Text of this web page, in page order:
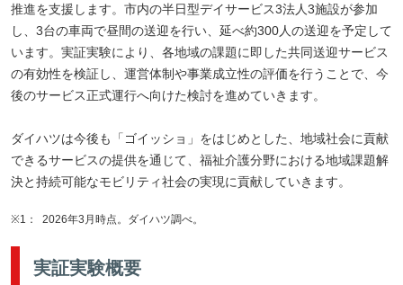
推進を支援します。市内の半日型デイサービス3法人3施設が参加
し、3台の車両で昼間の送迎を行い、延べ約300人の送迎を予定して
います。実証実験により、各地域の課題に即した共同送迎サービス
の有効性を検証し、運営体制や事業成立性の評価を行うことで、今
後のサービス正式運行へ向けた検討を進めていきます。
ダイハツは今後も「ゴイッショ」をはじめとした、地域社会に貢献
できるサービスの提供を通じて、福祉介護分野における地域課題解
決と持続可能なモビリティ社会の実現に貢献していきます。
※1： 2026年3月時点。ダイハツ調べ。
実証実験概要